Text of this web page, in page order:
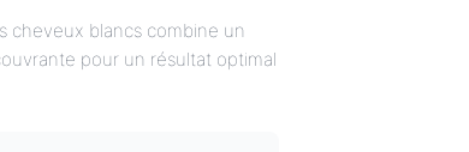
cheveux blancs combine un
pour un résultat optimal